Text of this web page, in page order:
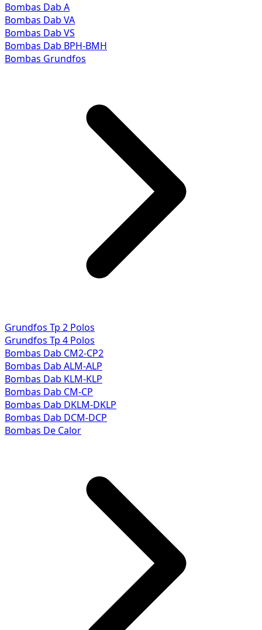
Bombas Dab A
Bombas Dab VA
Bombas Dab VS
Bombas Dab BPH-BMH
Bombas Grundfos
Grundfos Tp 2 Polos
Grundfos Tp 4 Polos
Bombas Dab CM2-CP2
Bombas Dab ALM-ALP
Bombas Dab KLM-KLP
Bombas Dab CM-CP
Bombas Dab DKLM-DKLP
Bombas Dab DCM-DCP
Bombas De Calor